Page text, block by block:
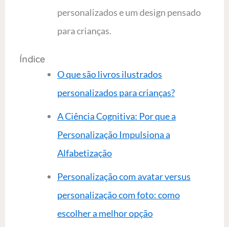
personalizados e um design pensado
para crianças.
Índice
O que são livros ilustrados
personalizados para crianças?
A Ciência Cognitiva: Por que a
Personalização Impulsiona a
Alfabetização
Personalização com avatar versus
personalização com foto: como
escolher a melhor opção